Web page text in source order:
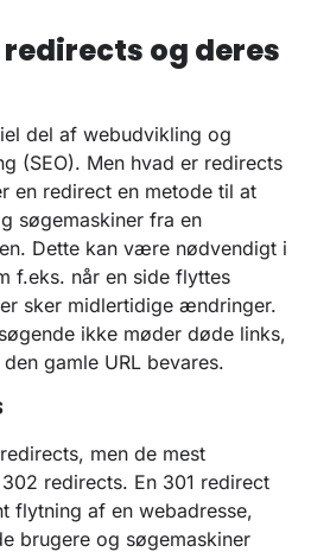
og deres
del af webudvikling og
(SEO). Men hvad er redirects
en redirect en metode til at
søgemaskiner fra en
Dette kan være nødvendigt i
f.eks. når en side flyttes
sker midlertidige ændringer.
ikke møder døde links,
gamle URL bevares.
men de mest
redirects. En 301 redirect
flytning af en webadresse,
brugere og søgemaskiner